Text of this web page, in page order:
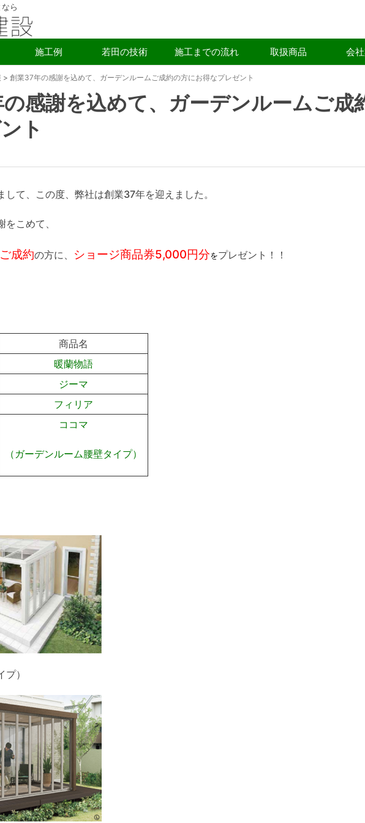
ら
施工例 若田の技術 施工までの流れ 取扱商品 会
>創業37年の感謝を込めて、ガーデンルームご成約の方にお得なプレゼント
感謝を込めて、ガーデンルームご成
ト
して、この度、弊社は創業37年を迎えました。
こめて、
成約の方に、 ショージ商品券5,000円分をプレゼント！！
商品名
暖蘭物語
ジーマ
フィリア
ココマ
（ガーデンルーム腰壁タイプ）
）